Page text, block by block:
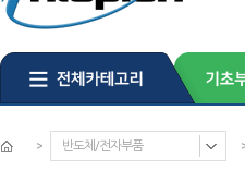
> 반도체/전자부품